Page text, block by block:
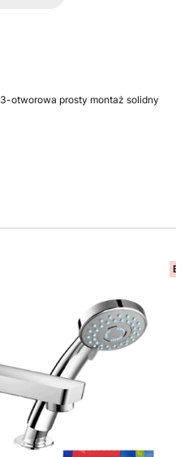
otworowa prosty montaż solidny